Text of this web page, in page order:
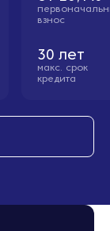
взнос
30 лет
макс. cрок
кредита